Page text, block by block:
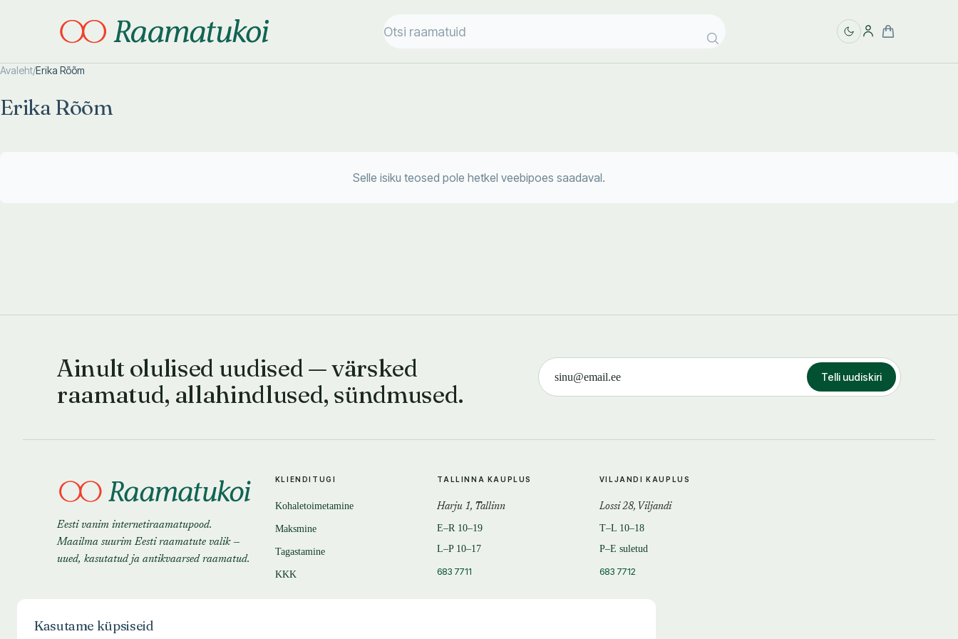
Avaleht/Erika Rõõm
Erika Rõõm
Selle isiku teosed pole hetkel veebipoes saadaval.
Ainult olulised uudised — värsked
raamatud, allahindlused, sündmused.
Telli uudiskiri
Eesti vanim internetiraamatupood.
Maailma suurim Eesti raamatute valik —
uued, kasutatud ja antikvaarsed raamatud.
KLIENDITUGI
Kohaletoimetamine
Maksmine
Tagastamine
KKK
TALLINNA KAUPLUS
Harju 1, Tallinn
E–R 10–19
L–P 10–17
683 7711
VILJANDI KAUPLUS
Lossi 28, Viljandi
T–L 10–18
P–E suletud
683 7712
Kasutame küpsiseid